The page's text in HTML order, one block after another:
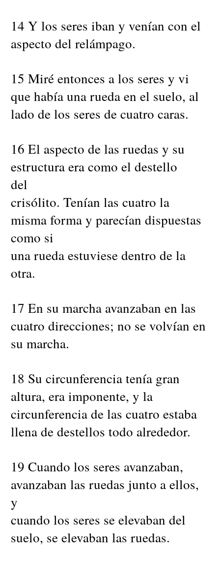
14 Y los seres iban y venían con el
aspecto del relámpago.
15 Miré entonces a los seres y vi
que había una rueda en el suelo, al
lado de los seres de cuatro caras.
16 El aspecto de las ruedas y su
estructura era como el destello
del
crisólito. Tenían las cuatro la
misma forma y parecían dispuestas
como si
una rueda estuviese dentro de la
otra.
17 En su marcha avanzaban en las
cuatro direcciones; no se volvían en
su marcha.
18 Su circunferencia tenía gran
altura, era imponente, y la
circunferencia de las cuatro estaba
llena de destellos todo alrededor.
19 Cuando los seres avanzaban,
avanzaban las ruedas junto a ellos,
y
cuando los seres se elevaban del
suelo, se elevaban las ruedas.